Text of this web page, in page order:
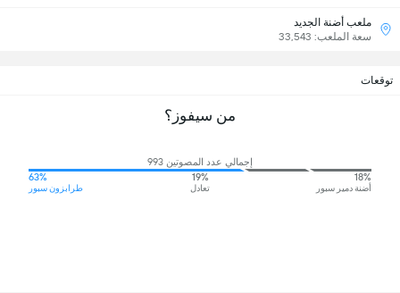
ملعب أضنة الجديد
سعة الملعب: 33,543
توقعات
من سيفوز؟
إجمالي عدد المصوتين 993
18%
أضنة دمير سبور
19%
تعادل
63%
طرابزون سبور